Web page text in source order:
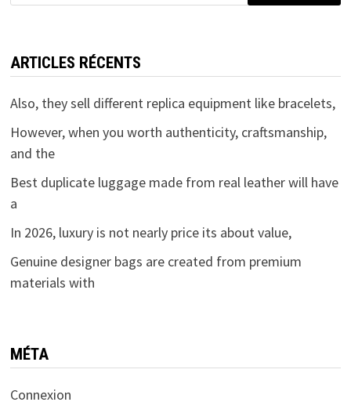
ARTICLES RÉCENTS
Also, they sell different replica equipment like bracelets,
However, when you worth authenticity, craftsmanship,
and the
Best duplicate luggage made from real leather will have
a
In 2026, luxury is not nearly price its about value,
Genuine designer bags are created from premium
materials with
MÉTA
Connexion